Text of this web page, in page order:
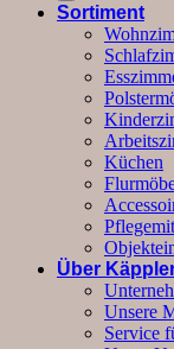
Sortiment
Küchen
Über
Unsere
Service